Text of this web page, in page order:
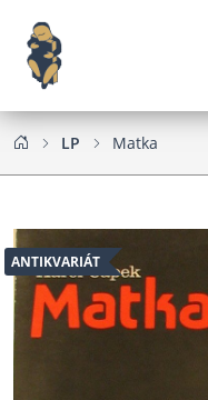
LP Matka
ANTIKVARIÁT